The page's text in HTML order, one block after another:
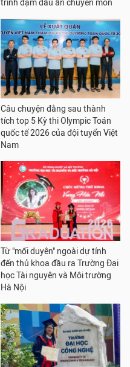
trình đậm dấu ấn chuyên môn
Câu chuyện đằng sau thành
tích top 5 Kỳ thi Olympic Toán
quốc tế 2026 của đội tuyển Việt
Nam
Từ "mối duyên" ngoài dự tính
đến thủ khoa đầu ra Trường Đại
học Tài nguyên và Môi trường
Hà Nội